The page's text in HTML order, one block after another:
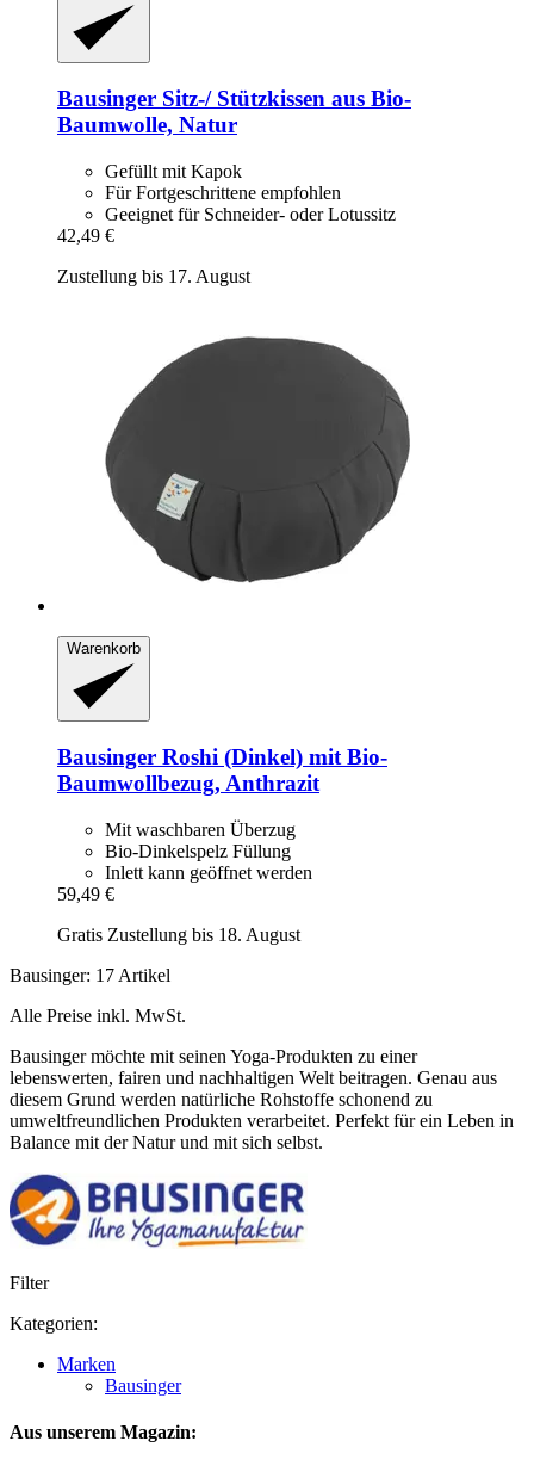
Bausinger Sitz-​/ Stützkissen aus Bio-​
Baumwolle, Natur
Gefüllt mit Kapok
Für Fortgeschrittene empfohlen
Geeignet für Schneider- oder Lotussitz
42,49 €
Zustellung bis 17. August
Warenkorb
Bausinger Roshi (Dinkel) mit Bio-​
Baumwollbezug, Anthrazit
Mit waschbaren Überzug
Bio-Dinkelspelz Füllung
Inlett kann geöffnet werden
59,49 €
Gratis Zustellung bis 18. August
Bausinger: 17 Artikel
Alle Preise inkl. MwSt.
Bausinger möchte mit seinen Yoga-Produkten zu einer
lebenswerten, fairen und nachhaltigen Welt beitragen. Genau aus
diesem Grund werden natürliche Rohstoffe schonend zu
umweltfreundlichen Produkten verarbeitet. Perfekt für ein Leben in
Balance mit der Natur und mit sich selbst.
Filter
Kategorien:
Marken
Bausinger
Aus unserem Magazin: